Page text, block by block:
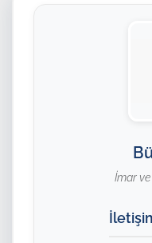
İmar